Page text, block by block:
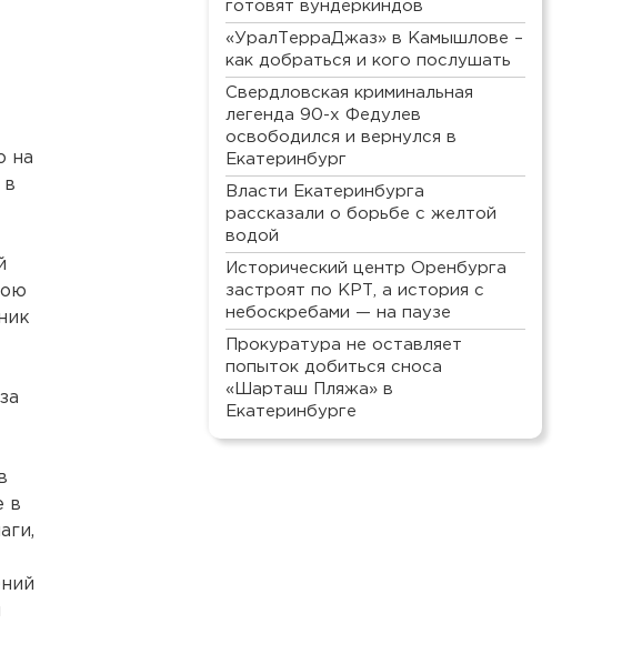
на
в
в
готовят вундеркиндов
«УралТерраДжаз» в Камышлове –
как добраться и кого послушать
Свердловская криминальная
легенда 90-х Федулев
освободился и вернулся в
Екатеринбург
Власти Екатеринбурга
рассказали о борьбе с желтой
водой
Исторический центр Оренбурга
застроят по КРТ, а история с
небоскребами — на паузе
Прокуратура не оставляет
попыток добиться сноса
«Шарташ Пляжа» в
Екатеринбурге